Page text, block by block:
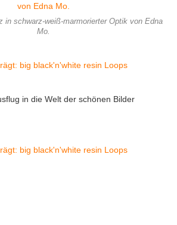
in schwarz-weiß-marmorierter Optik von Edna
Mo.
in die Welt der schönen Bilder